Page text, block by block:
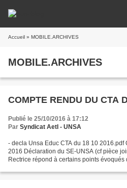
Accueil » MOBILE.ARCHIVES
MOBILE.ARCHIVES
COMPTE RENDU DU CTA
Publié le 25/10/2016 à 17:12
Par Syndicat AetI - UNSA
- decla Unsa Educ CTA du 18 10 2016.pdf
2016 Déclaration du SE-UNSA (cf pièce
Rectrice répond à certains points